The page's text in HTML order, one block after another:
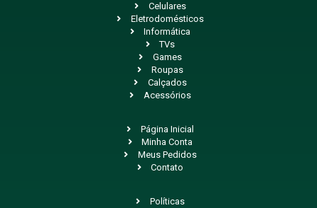
Celulares
Eletrodomésticos
Informática
TVs
Games
Roupas
Calçados
Acessórios
Página Inicial
Minha Conta
Meus Pedidos
Contato
Políticas